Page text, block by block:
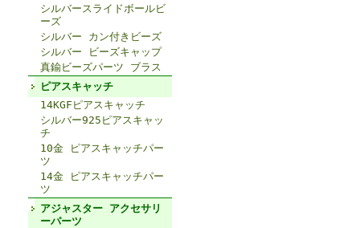
シルバースライドボールビ
ーズ
シルバー カン付きビーズ
シルバー ビーズキャップ
真鍮ビーズパーツ ブラス
ピアスキャッチ
14KGFピアスキャッチ
シルバー925ピアスキャッ
チ
10金 ピアスキャッチパー
ツ
14金 ピアスキャッチパー
ツ
アジャスター アクセサリ
ーパーツ